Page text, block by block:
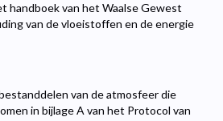
handboek van het Waalse Gewest
van de vloeistoffen en de energie
van de atmosfeer die
in bijlage A van het Protocol van